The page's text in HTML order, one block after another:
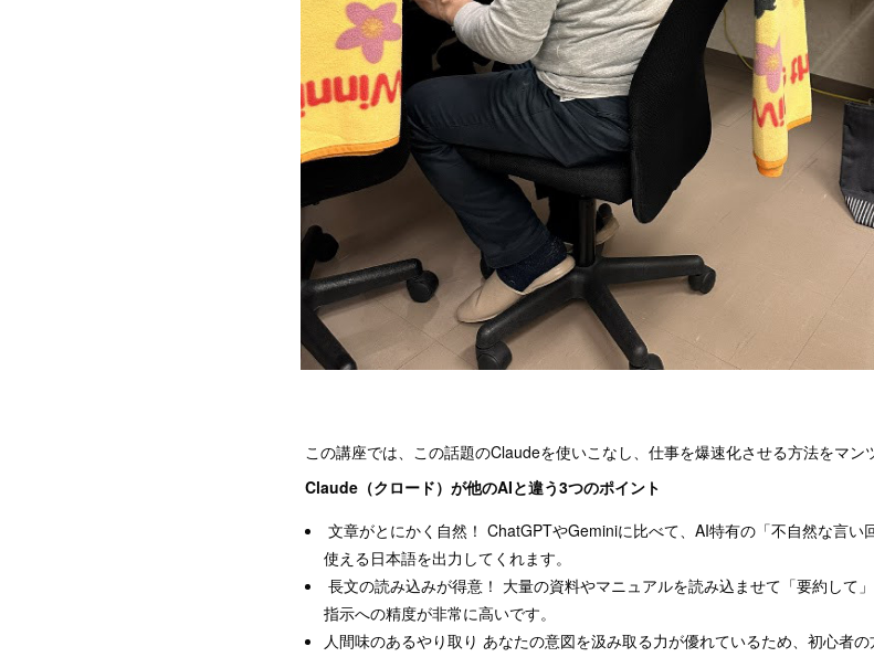
この講座では、この話題のClaudeを使いこなし、仕事を爆速化させる方法をマン
Claude（クロード）が他のAIと違う3つのポイント
文章がとにかく自然！ ChatGPTやGeminiに比べて、AI特有の「不自然な言い
使える日本語を出力してくれます。
長文の読み込みが得意！ 大量の資料やマニュアルを読み込ませて「要約して
指示への精度が非常に高いです。
人間味のあるやり取り あなたの意図を汲み取る力が優れているため、初心者